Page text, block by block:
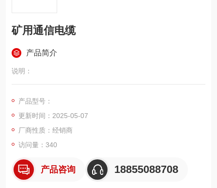
矿用通信电缆
产品简介
说明：
产品型号：
更新时间：2025-05-07
厂商性质：经销商
访问量：340
产品咨询 18855088708